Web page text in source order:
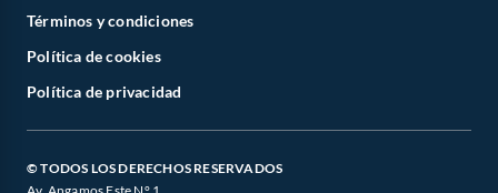
Términos y condiciones
Política de cookies
Política de privacidad
© TODOS LOS DERECHOS RESERVADOS